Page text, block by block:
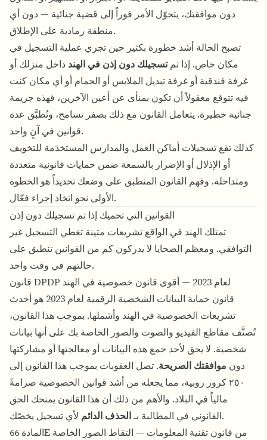
دون موافقتك، يتحوّل الأمر فوراً إلى قضية جنائية — دون أي
منطقة رمادية على الإطلاق.
تصبح الحالة أشد خطورة بكثير حين تجري عملية التسجيل في
مكان خاص. إذا تمتسجيلك دون إذن في الهند داخل منزلك أو
غرفة فندقية أو غرفة تبديل الملابس أو الحمام أو أي مكان كنت
فيه تتوقع معقولاً أن تكون بمنأى عن أعين الآخرين، فهذه جريمة
جنائية خطيرة. يتعامل القانون مع ذلك بصفر تسامح، وتُطبَّق عدة
قوانين في آنٍ واحد.
كذلك تقع تسجيلات أماكن العمل والمدارس المستخدَمة للتخويف
أو الإذلال أو الإضرار بالسمعة ضمن حمايات قانونية متعددة
ومتداخلة. وفهم القانون المنطبق على وضعك تحديداً هو الخطوة
الأولى نحو اتخاذ إجراء فعّال.
القوانين التي تحميك إذا تم تسجيلك دون إذن
تمتلك الهند في الواقع تشريعات متينة تغطي التسجيل غير
التوافقي. ومعظم الضحايا لا يدركون كم من القوانين تنطبق على
حالتهم في وقت واحد.
قانون DPDP لعام 2023 — أقوى قانون خصوصية في الهند
قانون حماية البيانات الشخصية الرقمية لعام 2023 هو أحدث
تشريعات الخصوصية في الهند وأشملها. بموجب هذا القانون،
تُصنَّف مقاطع الفيديو والصوت والصور الخاصة بك على أنها بيانات
شخصية. لا يحق لأحد جمع هذه البيانات أو معالجتها أو مشاركتها
دون موافقتك الصريحة. تصل العقوبات بموجب هذا القانون إلى
٢٥٠ كرور روبية، مما يجعله من أشد قوانين الخصوصية صرامةً
مالياً في البلاد. والأهم من ذلك أن هذا القانون يمنحك الحق
القانوني في المطالبة بـالحذف الدائم
لأي تسجيل يخصّك.
المادة 66E من قانون تقنية المعلومات — التقاط الصور الخاصة